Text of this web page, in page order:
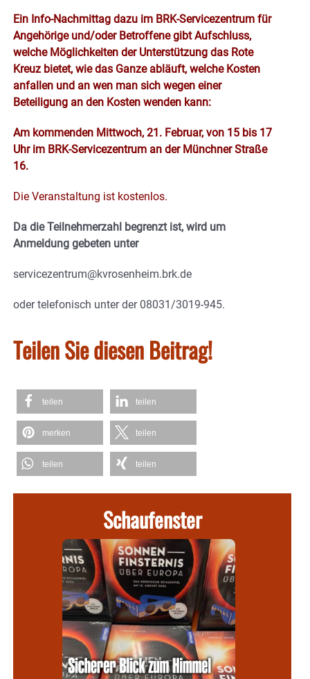
Ein Info-Nachmittag dazu im BRK-Servicezentrum für
Angehörige und/oder Betroffene gibt Aufschluss,
welche Möglichkeiten der Unterstützung das Rote
Kreuz bietet, wie das Ganze abläuft, welche Kosten
anfallen und an wen man sich wegen einer
Beteiligung an den Kosten wenden kann:
Am kommenden Mittwoch, 21. Februar, von 15 bis 17
Uhr im BRK-Servicezentrum an der Münchner Straße
16.
Die Veranstaltung ist kostenlos.
Da die Teilnehmerzahl begrenzt ist, wird um
Anmeldung gebeten unter
servicezentrum@kvrosenheim.brk.de
oder telefonisch unter der 08031/3019-945.
Teilen Sie diesen Beitrag!
teilen teilen
merken teilen
teilen teilen
Schaufenster